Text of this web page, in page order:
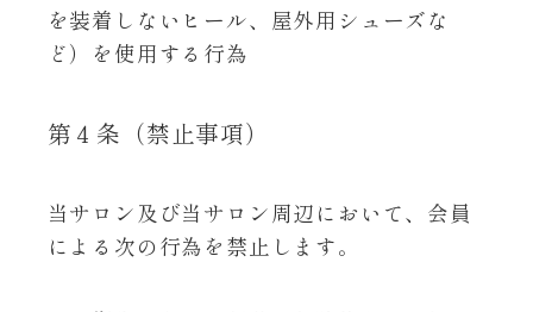
を装着しないヒール、屋外用シューズな
ど）を使用する行為
第４条（禁止事項）
当サロン及び当サロン周辺において、会員
による次の行為を禁止します。